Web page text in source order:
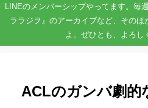
LINEのメンバーシップやってます。毎
ララジヲ』のアーカイブなど、その
よ。ぜひとも、よろし
ACLのガンバ劇的